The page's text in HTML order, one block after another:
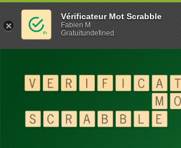
Vérificateur Mot Scrabble
Fabien M
Gratuitundefined